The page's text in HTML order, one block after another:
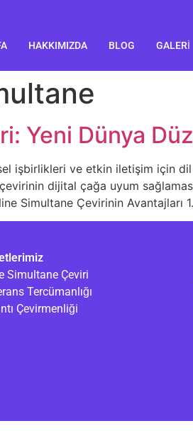
HAKKIMIZDA BLOG GALERI
Yeni Dünya
işbirlikleri ve etkin iletişim için
dijital çağa uyum
Simultane Çevirinin
Simultane Çeviri
Tercümanlığı
Çevirmenliği